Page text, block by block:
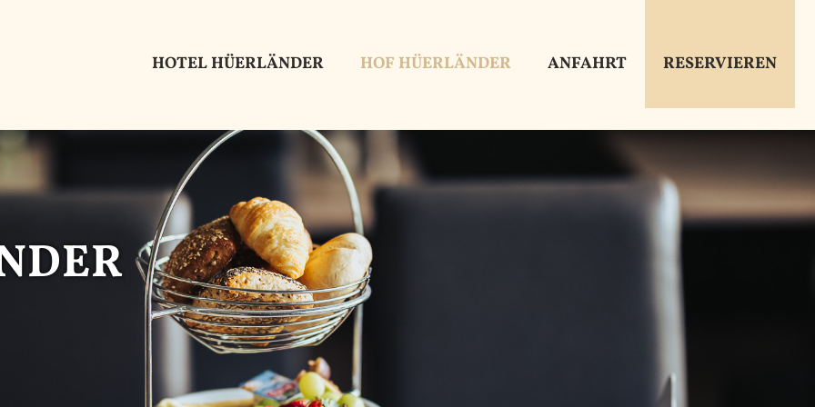
HOTEL HÜERLÄNDER HOF HÜERLÄNDER ANFAHRT RESERVIEREN